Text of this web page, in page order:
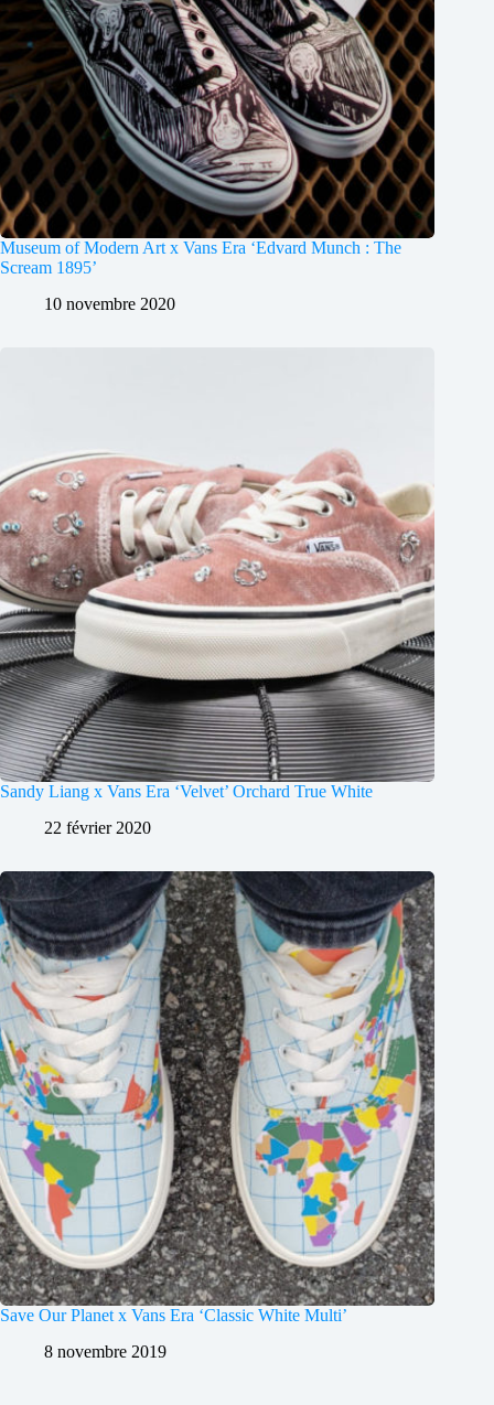
Museum of Modern Art x Vans Era ‘Edvard Munch : The
Scream 1895’
10 novembre 2020
Sandy Liang x Vans Era ‘Velvet’ Orchard True White
22 février 2020
Save Our Planet x Vans Era ‘Classic White Multi’
8 novembre 2019